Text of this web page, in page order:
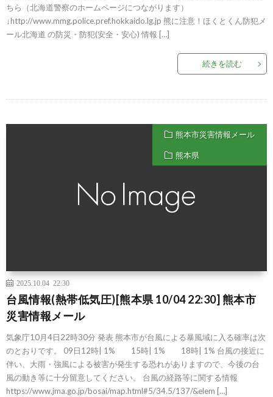
ちら（北海道警察のホームページにつながります）
↓http://www.mmg.police.pref.hokkaido.lg.jp 熊に注意！ほくとくん防犯メ
ール北海道 の防災・防犯(安全・安心) 情報 […]
続きを読む
熊本市災害情報メール
熊本県
2025.10.04 22:30
台風情報(熱帯低気圧)[熊本県 10/04 22:30] 熊本市
災害情報メール
気象庁10月4日22時30分 発表 熊本市が台風による暴風域に入る確率は次
のとおりです。 09日12時| 1% 15時| 1% 18時| 1% 台風の接近に
伴い、大雨・強風による被害が発生する恐れがありますので、今後の台
風の動き等に十分留意してください。 台風の経路等に関する情報
https://www.jma.go.jp/bosai/map.html#5/34.5/137/&elem […]